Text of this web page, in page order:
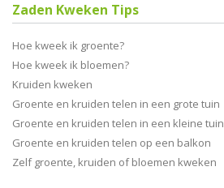
Zaden Kweken Tips
Hoe kweek ik groente?
Hoe kweek ik bloemen?
Kruiden kweken
Groente en kruiden telen in een grote tuin
Groente en kruiden telen in een kleine tuin
Groente en kruiden telen op een balkon
Zelf groente, kruiden of bloemen kweken